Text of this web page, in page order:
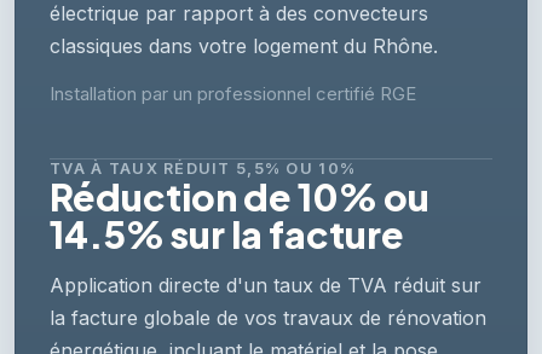
électrique par rapport à des convecteurs
classiques dans votre logement du Rhône.
Installation par un professionnel certifié RGE
TVA À TAUX RÉDUIT 5,5% OU 10%
Réduction de 10% ou
14.5% sur la facture
Application directe d'un taux de TVA réduit sur
la facture globale de vos travaux de rénovation